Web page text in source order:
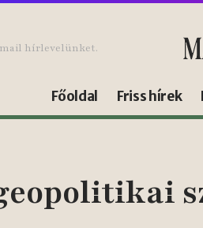
mail hírlevelünket.
Főoldal Friss hírek